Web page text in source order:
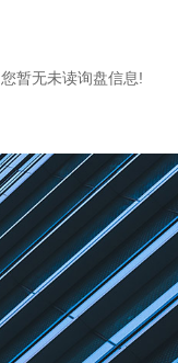
您暂无未读询盘信息!